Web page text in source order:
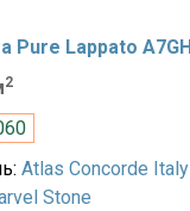
Pure Lappato A7GH
2
Atlas Concorde Italy
Stone